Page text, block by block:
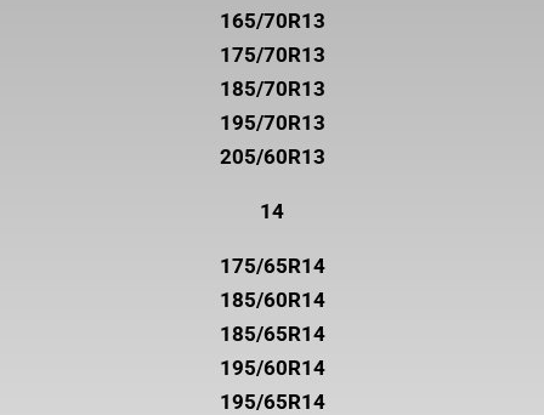
165/70R13
175/70R13
185/70R13
195/70R13
205/60R13
14
175/65R14
185/60R14
185/65R14
195/60R14
195/65R14